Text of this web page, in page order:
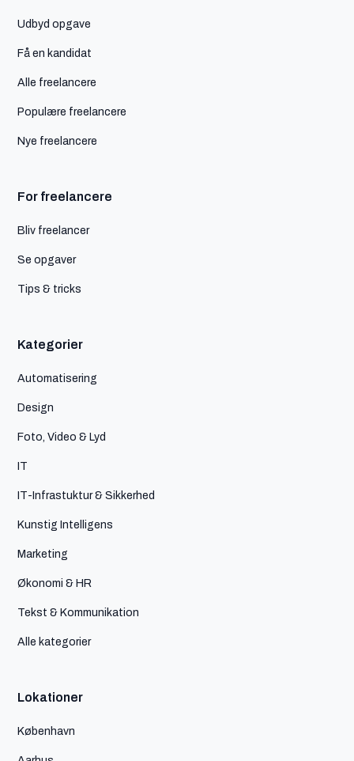
Udbyd opgave
Få en kandidat
Alle freelancere
Populære freelancere
Nye freelancere
For freelancere
Bliv freelancer
Se opgaver
Tips & tricks
Kategorier
Automatisering
Design
Foto, Video & Lyd
IT
IT-Infrastuktur & Sikkerhed
Kunstig Intelligens
Marketing
Økonomi & HR
Tekst & Kommunikation
Alle kategorier
Lokationer
København